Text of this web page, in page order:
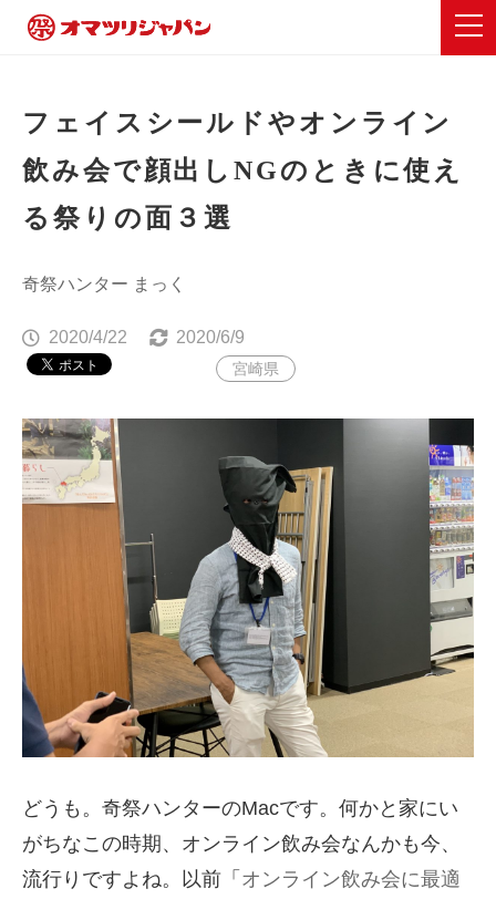
フェイスシールドやオンライン
飲み会で顔出しNGのときに使え
る祭りの面３選
奇祭ハンター まっく
2020/4/22 2020/6/9
宮崎県
どうも。奇祭ハンターのMacです。何かと家にい
がちなこの時期、オンライン飲み会なんかも今、
流行りですよね。以前「 オンライン飲み会に最適